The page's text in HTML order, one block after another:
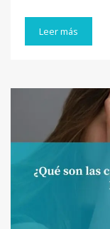
Leer más